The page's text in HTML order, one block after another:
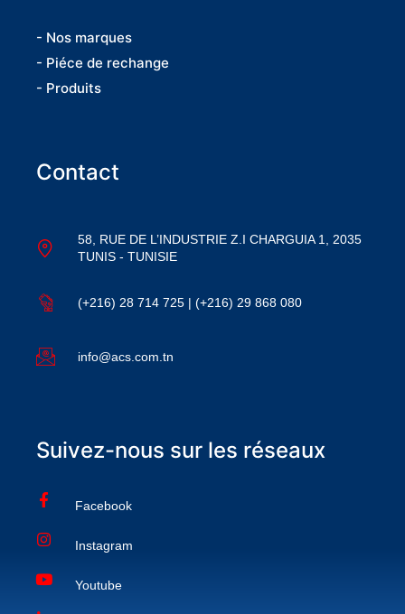
- Nos marques
- Piéce de rechange
- Produits
Contact
58, RUE DE L’INDUSTRIE Z.I CHARGUIA 1, 2035
TUNIS - TUNISIE
(+216) 28 714 725 | (+216) 29 868 080
info@acs.com.tn
Suivez-nous sur les réseaux
Facebook
Instagram
Youtube